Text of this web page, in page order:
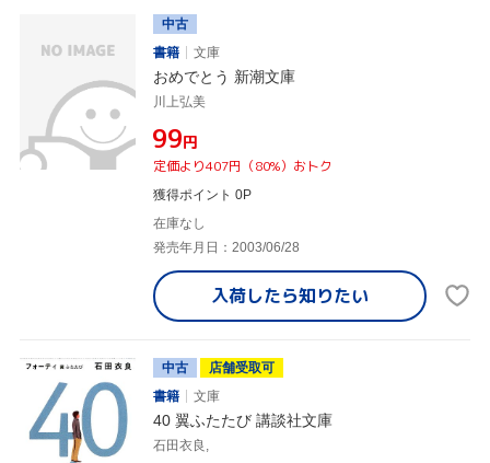
中古
書籍
文庫
おめでとう 新潮文庫
川上弘美
¥99円
定価より407円（80%）おトク
獲得ポイント 0P
在庫なし
発売年月日：2003/06/28
入荷したら知りたい
中古
店舗受取可
書籍
文庫
40 翼ふたたび 講談社文庫
石田衣良,